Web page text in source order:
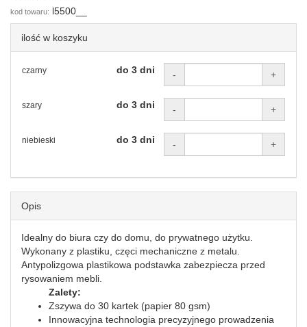
kod towaru: l5500__
ilość w koszyku
czarny do 3 dni - +
szary do 3 dni - +
niebieski do 3 dni - +
Opis
Idealny do biura czy do domu, do prywatnego użytku.
Wykonany z plastiku, częci mechaniczne z metalu.
Antypolizgowa plastikowa podstawka zabezpiecza przed
rysowaniem mebli.
Zalety:
Zszywa do 30 kartek (papier 80 gsm)
Innowacyjna technologia precyzyjnego prowadzenia